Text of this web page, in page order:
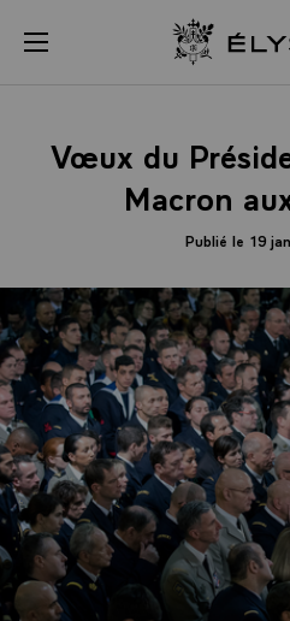
menu
Vœux du
Macron
Publié le 19
Panneau de gestion des cookies